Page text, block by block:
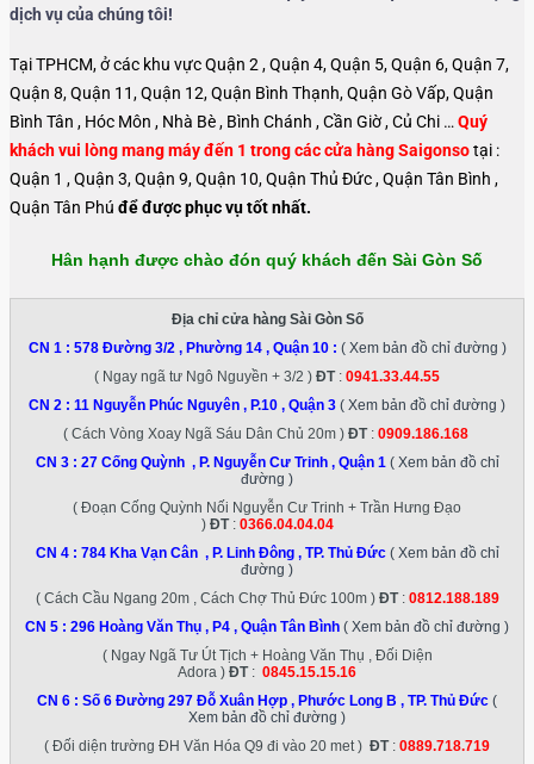
dịch vụ của chúng tôi!
Tại TPHCM, ở các khu vực Quận 2 , Quận 4, Quận 5, Quận 6, Quận 7,
Quận 8, Quận 11, Quận 12, Quận Bình Thạnh, Quận Gò Vấp, Quận
Bình Tân , Hóc Môn , Nhà Bè , Bình Chánh , Cần Giờ , Củ Chi … Quý
khách vui lòng mang máy đến 1 trong các cửa hàng Saigonsotại :
Quận 1 , Quận 3, Quận 9, Quận 10, Quận Thủ Đức , Quận Tân Bình ,
Quận Tân Phú để được phục vụ tốt nhất.
Hân hạnh được chào đón quý khách đến Sài Gòn Số
Địa chỉ cửa hàng Sài Gòn Số
CN 1 : 578 Đường 3/2 , Phường 14 , Quận 10: ( Xem bản đồ chỉ đường )
( Ngay ngã tư Ngô Nguyền + 3/2 ) ĐT: 0941.33.44.55
CN 2 : 11 Nguyễn Phúc Nguyên , P.10 , Quận 3 ( Xem bản đồ chỉ đường )
( Cách Vòng Xoay Ngã Sáu Dân Chủ 20m ) ĐT: 0909.186.168
CN 3 : 27 Cống Quỳnh , P. Nguyễn Cư Trinh , Quận 1 ( Xem bản đồ chỉ
đường )
( Đoạn Cống Quỳnh Nối Nguyễn Cư Trinh + Trần Hưng Đạo
) ĐT: 0366.04.04.04
CN 4 : 784 Kha Vạn Cân , P. Linh Đông , TP. Thủ Đức( Xem bản đồ chỉ
đường )
( Cách Cầu Ngang 20m , Cách Chợ Thủ Đức 100m ) ĐT: 0812.188.189
CN 5 : 296 Hoàng Văn Thụ , P4 , Quận Tân Bình ( Xem bản đồ chỉ đường )
( Ngay Ngã Tư Út Tịch + Hoàng Văn Thụ , Đối Diện
Adora ) ĐT: 0845.15.15.16
CN 6 : Số 6 Đường 297 Đỗ Xuân Hợp , Phước Long B , TP. Thủ Đức (
Xem bản đồ chỉ đường )
( Đối diện trường ĐH Văn Hóa Q9 đi vào 20 met ) ĐT: 0889.718.719